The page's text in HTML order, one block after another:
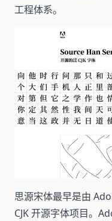
工程体系。
思源宋体最早是由
CJK 开源字体项目。